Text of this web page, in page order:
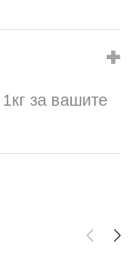
за вашите